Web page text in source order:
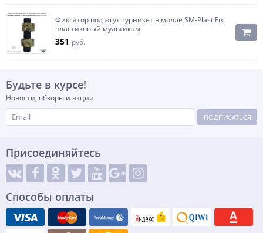
Фиксатор под жгут турникет в молле SM-PlastiFix
пластиковый мультикам
351 руб.
Будьте в курсе!
Новости, обзоры и акции
ПОДПИСАТЬСЯ
Присоединяйтесь
Способы оплаты